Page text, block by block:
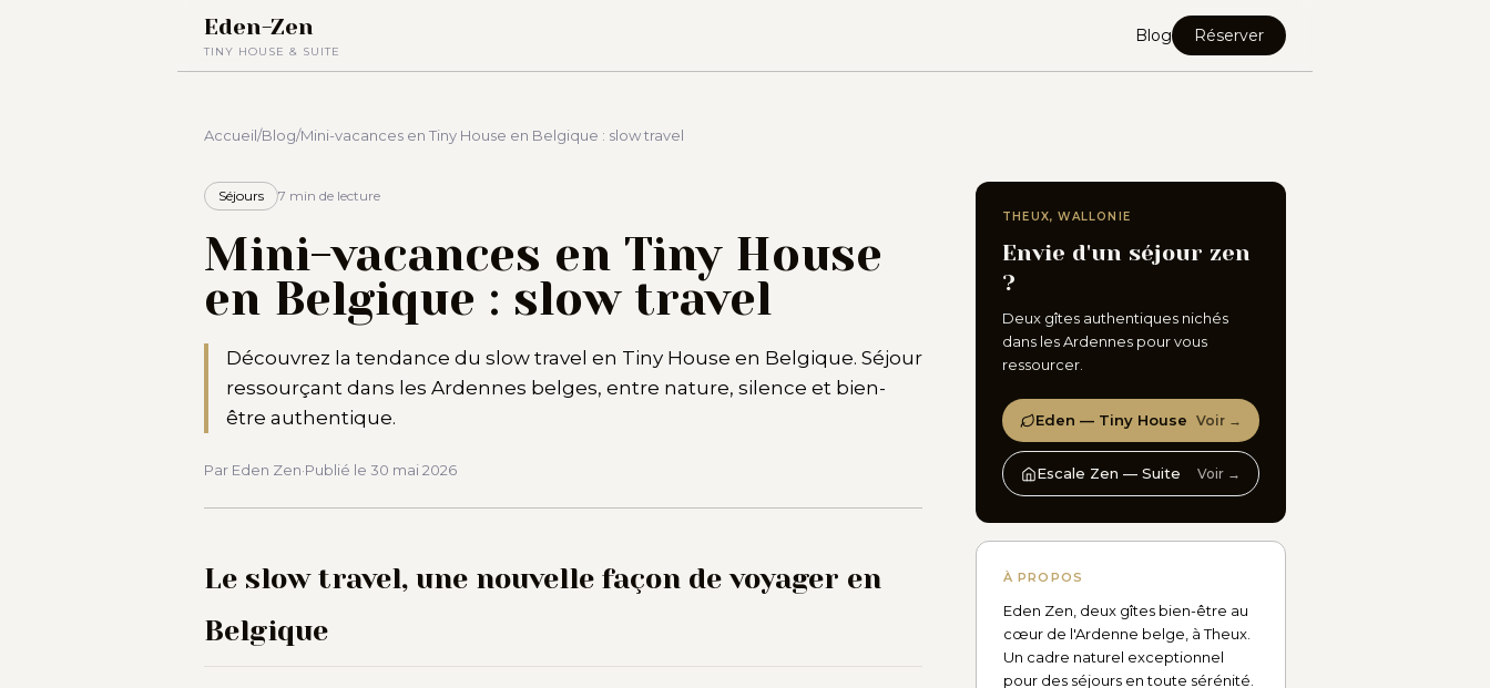
Eden-Zen
TINY HOUSE & SUITE
Blog Réserver
Accueil/Blog/Mini-vacances en Tiny House en Belgique : slow travel
Séjours 7 min de lecture
Mini-vacances en Tiny House
en Belgique : slow travel
Découvrez la tendance du slow travel en Tiny House en Belgique. Séjour
ressourçant dans les Ardennes belges, entre nature, silence et bien-
être authentique.
Par Eden Zen·Publié le 30 mai 2026
Le slow travel, une nouvelle façon de voyager en
Belgique
THEUX, WALLONIE
Envie d'un séjour zen
?
Deux gîtes authentiques nichés
dans les Ardennes pour vous
ressourcer.
Eden — Tiny House Voir →
Escale Zen — Suite Voir →
À PROPOS
Eden Zen, deux gîtes bien-être au
cœur de l'Ardenne belge, à Theux.
Un cadre naturel exceptionnel
pour des séjours en toute sérénité.